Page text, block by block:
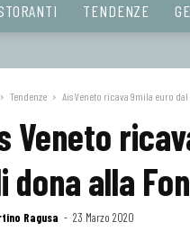
TENDENZE
Tendenze Ais Veneto ricava 9mila euro dal
Veneto
dona alla
Ragusa - 23 Marzo 2020